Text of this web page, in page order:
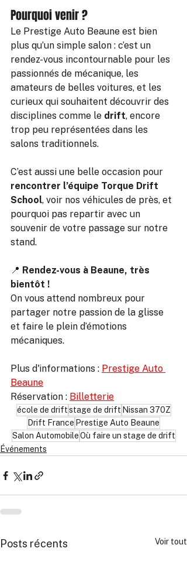
Pourquoi venir ?
Le Prestige Auto Beaune est bien
plus qu’un simple salon : c’est un
rendez-vous incontournable pour les
passionnés de mécanique, les
amateurs de belles voitures, et les
curieux qui souhaitent découvrir des
disciplines comme le drift, encore
trop peu représentées dans les
salons traditionnels.
C’est aussi une belle occasion pour
rencontrer l’équipe Torque Drift
School, voir nos véhicules de près, et
pourquoi pas repartir avec un
souvenir de votre passage sur notre
stand.
📍 Rendez-vous à Beaune, très
bientôt !
On vous attend nombreux pour
partager notre passion de la glisse
et faire le plein d’émotions
mécaniques.
Plus d'informations : Prestige Auto
Beaune
Réservation : Billetterie
école de driftstage de drift Nissan 370Z
Drift France Prestige Auto Beaune
Salon AutomobileOù faire un stage de drift
Événements
Posts récents Voir tout